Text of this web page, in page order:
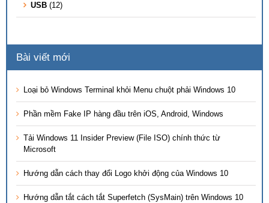
USB (12)
Bài viết mới
Loại bỏ Windows Terminal khỏi Menu chuột phải Windows 10
Phần mềm Fake IP hàng đầu trên iOS, Android, Windows
Tải Windows 11 Insider Preview (File ISO) chính thức từ
Microsoft
Hướng dẫn cách thay đổi Logo khởi động của Windows 10
Hướng dẫn tắt cách tắt Superfetch (SysMain) trên Windows 10